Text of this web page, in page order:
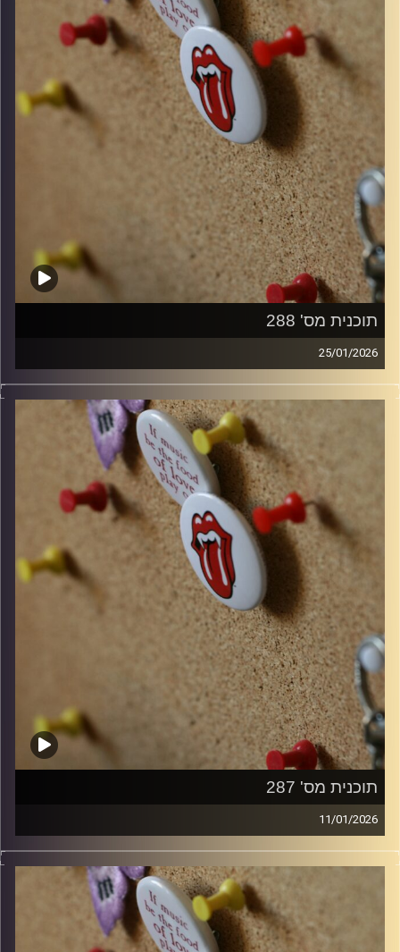
תוכנית מס' 288
25/01/2026
קלאסיקות רוק עם אורן הוף.
włodi
תוכנית מס' 287
11/01/2026
סינגלים חדשים ישראלים ו10 שנים למותו של דיוויד בואי
włodi